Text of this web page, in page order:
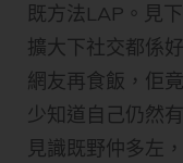
既方法LAP。見
擴大下社交都係
網友再食飯，佢
少知道自己仍然
見識既野仲多左